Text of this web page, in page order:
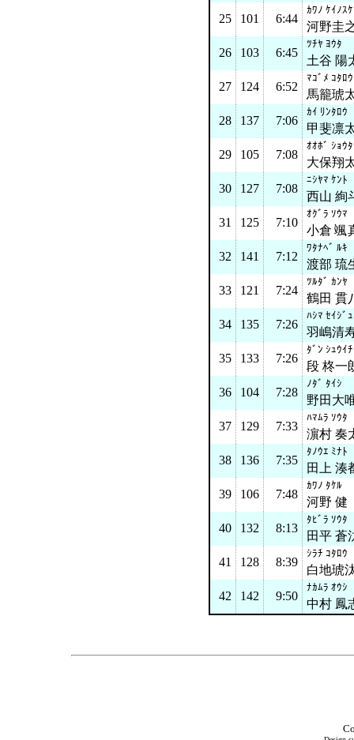
25
101 6:44
ｶﾜﾉ ｹｲﾉｽｹ
河野圭
26
103 6:45
ﾂﾁﾔ ﾖｳﾀ
土谷 陽
27
124 6:52
ﾏｺﾞﾒ ｺﾀﾛｳ
馬籠琥
28
137 7:06
ｶｲ ﾘﾝﾀﾛｳ
甲斐凛
29
105 7:08
ｵｵﾎﾞ ｼｮｳ
大保翔
30
127 7:08
ﾆｼﾔﾏ ｹﾝﾄ
西山 絢
31
125 7:10
ｵｸﾞﾗ ｿｳﾏ
小倉 颯
32
141 7:12
ﾜﾀﾅﾍﾞ ﾙｷ
渡部 琉
33
121 7:24
ﾂﾙﾀﾞ ｶﾝﾔ
鶴田 貫
34
135 7:26
ﾊｼﾏ ｾｲｼﾞ
羽嶋清
35
133 7:26
ﾀﾞﾝ ｼｭｳｲ
段 柊一
36
104 7:28
ﾉﾀﾞ ﾀｲｼ
野田大
37
129 7:33
ﾊﾏﾑﾗ ｿｳﾀ
濵村 奏
38
136 7:35
ﾀﾉｳｴ ﾐﾅﾄ
田上 湊
39
106 7:48
ｶﾜﾉ ﾀｹﾙ
河野 健
40
132 8:13
ﾀﾋﾞﾗ ｿｳﾀ
田平 蒼
41
128 8:39
ｼﾗﾁ ｺﾀﾛｳ
白地琥
42
142 9:50
ﾅｶﾑﾗ ｵｳｼ
中村 鳳